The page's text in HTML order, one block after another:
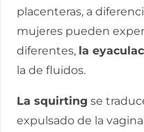
placenteras, a
mujeres pueden
diferentes, la
la de fluidos.
La squirting se
expulsado de la